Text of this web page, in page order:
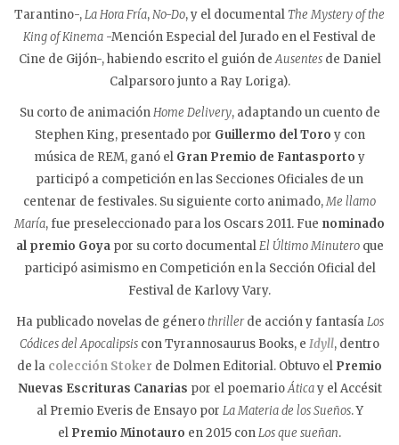
Tarantino-,La Hora Fría,No-Do, y el documentalThe Mystery of the
King of Kinema -Mención Especial del Jurado en el Festival de
Cine de Gijón-, habiendo escrito el guión deAusentesde Daniel
Calparsoro junto a Ray Loriga).
Su corto de animaciónHome Delivery, adaptando un cuento de
Stephen King, presentado por Guillermo del Toro y con
música de REM, ganó el Gran Premio de Fantasporto y
participó a competición en las Secciones Oficiales de un
centenar de festivales. Su siguiente corto animado,Me llamo
María, fue preseleccionado para los Oscars 2011. Fue nominado
al premio Goyapor su corto documentalEl Último Minuteroque
participó asimismo en Competición en la Sección Oficial del
Festival de Karlovy Vary.
Ha publicado novelas de génerothrillerde acción y fantasíaLos
Códices del Apocalipsis con Tyrannosaurus Books, e Idyll, dentro
de la colección Stoker de Dolmen Editorial. Obtuvo el Premio
Nuevas Escrituras Canarias por el poemarioÁticay el Accésit
al Premio Everis de Ensayo por La Materia de los Sueños. Y
el Premio Minotauro en 2015 conLos que sueñan.